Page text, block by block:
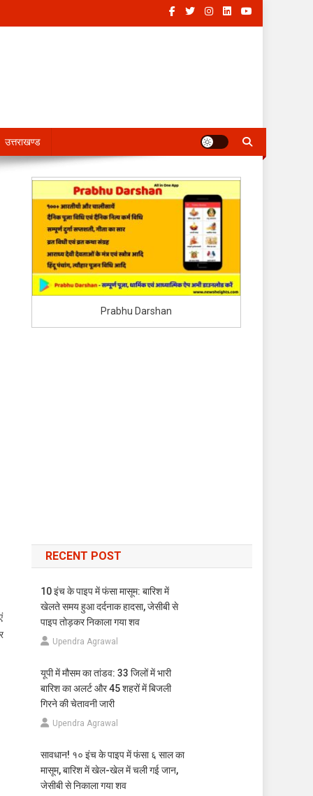
उत्तराखण्ड
Prabhu Darshan
RECENT POST
10 इंच के पाइप में फंसा मासूम: बारिश में
खेलते समय हुआ दर्दनाक हादसा, जेसीबी से
पाइप तोड़कर निकाला गया शव
Upendra Agrawal
यूपी में मौसम का तांडव: 33 जिलों में भारी
बारिश का अलर्ट और 45 शहरों में बिजली
गिरने की चेतावनी जारी
Upendra Agrawal
सावधान! १० इंच के पाइप में फंसा ६ साल का
मासूम, बारिश में खेल-खेल में चली गई जान,
जेसीबी से निकाला गया शव